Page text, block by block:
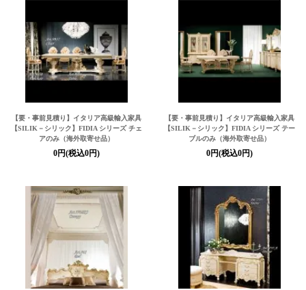
【要・事前見積り】イタリア高級輸入家具
【SILIK－シリック】 FIDIA シリーズ チェ
アのみ（海外取寄せ品）
0円(税込0円)
【要・事前見積り】イタリア高級輸入家具
【SILIK－シリック】 FIDIA シリーズ テー
ブルのみ（海外取寄せ品）
0円(税込0円)